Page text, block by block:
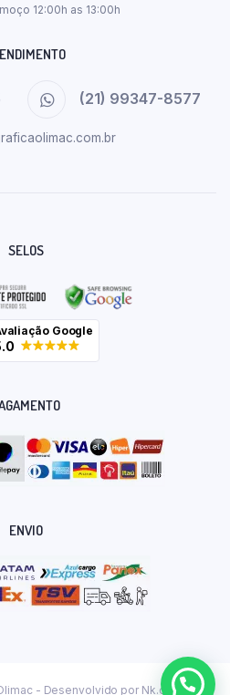
12:00h as 13:00h
(21) 99347-8577
SELOS
Google
ENVIO
- Desenvolvido por Nk.dev.br